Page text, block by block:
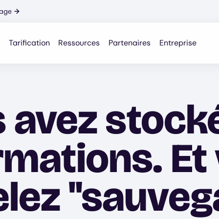
→
Tarification Ressources Partenaires Entreprise
avez
Et